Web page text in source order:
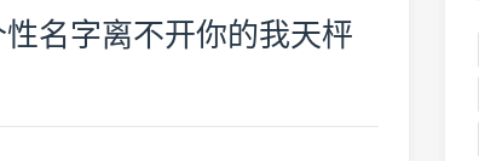
名字离不开你的我天枰